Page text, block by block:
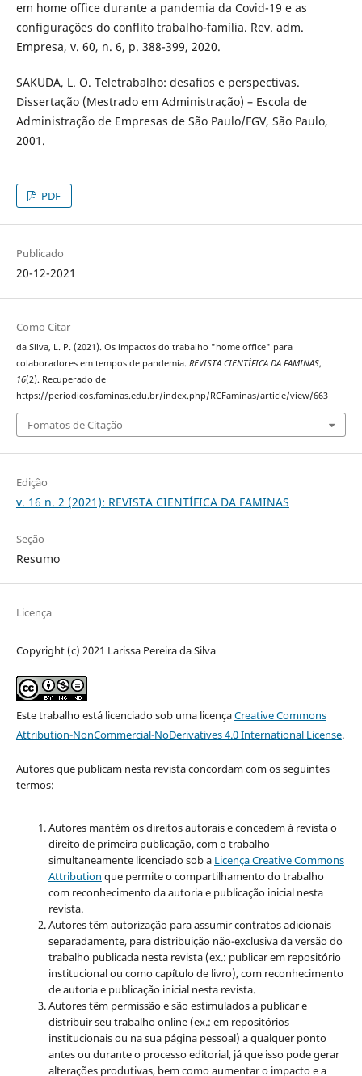
em home office durante a pandemia da Covid-19 e as
configurações do conflito trabalho-família. Rev. adm.
Empresa, v. 60, n. 6, p. 388-399, 2020.
SAKUDA, L. O. Teletrabalho: desafios e perspectivas.
Dissertação (Mestrado em Administração) – Escola de
Administração de Empresas de São Paulo/FGV, São Paulo,
2001.
PDF
Publicado
20-12-2021
Como Citar
da Silva, L. P. (2021). Os impactos do trabalho "home office" para
colaboradores em tempos de pandemia. REVISTA CIENTÍFICA DA FAMINAS,
16(2). Recuperado de
https://periodicos.faminas.edu.br/index.php/RCFaminas/article/view/663
Fomatos de Citação
Edição
v. 16 n. 2 (2021): REVISTA CIENTÍFICA DA FAMINAS
Seção
Resumo
Licença
Copyright (c) 2021 Larissa Pereira da Silva
Este trabalho está licenciado sob uma licençaCreative Commons
Attribution-NonCommercial-NoDerivatives 4.0 International License.
Autores que publicam nesta revista concordam com os seguintes
termos:
Autores mantém os direitos autorais e concedem à revista o
direito de primeira publicação, com o trabalho
simultaneamente licenciado sob a Licença Creative Commons
Attribution que permite o compartilhamento do trabalho
com reconhecimento da autoria e publicação inicial nesta
revista.
Autores têm autorização para assumir contratos adicionais
separadamente, para distribuição não-exclusiva da versão do
trabalho publicada nesta revista (ex.: publicar em repositório
institucional ou como capítulo de livro), com reconhecimento
de autoria e publicação inicial nesta revista.
Autores têm permissão e são estimulados a publicar e
distribuir seu trabalho online (ex.: em repositórios
institucionais ou na sua página pessoal) a qualquer ponto
antes ou durante o processo editorial, já que isso pode gerar
alterações produtivas, bem como aumentar o impacto e a